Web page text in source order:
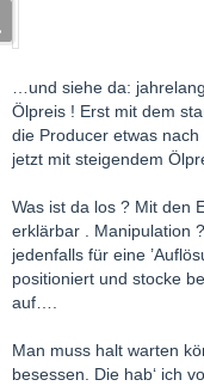
…und siehe da:
Ölpreis ! Erst mit dem
die Producer etwas
jetzt mit steigendem
Was ist da los ? Mit den
erklärbar . Manipulation
jedenfalls für eine
positioniert und stocke
auf….
Man muss halt warten
besessen. Die hab‘ ich